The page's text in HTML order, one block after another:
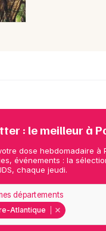
: le meilleur à
dose hebdomadaire à
événements : la
chaque jeudi.
Atlantique
départements